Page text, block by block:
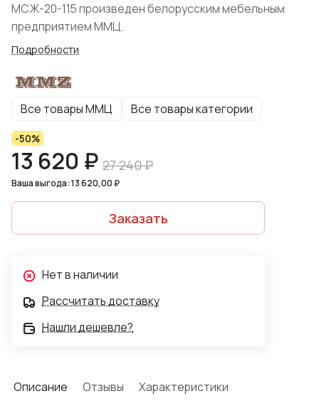
МСЖ-20-115 произведен белорусским мебельным
предприятием ММЦ.
Подробности
Все товары ММЦ Все товары категории
-50%
13 620 ₽ 27 240 ₽
Ваша выгода: 13 620,00 ₽
Заказать
Нет в наличии
Рассчитать доставку
Нашли дешевле?
Описание Отзывы Характеристики